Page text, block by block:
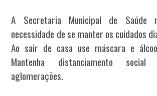
A Secretaria Municipal de Saúde
necessidade de se manter os cuidados
Ao sair de casa use máscara e
Mantenha distanciamento
aglomerações.